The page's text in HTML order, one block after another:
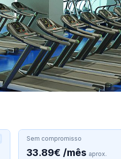
Sem compromisso
33.89€ /mês aprox.